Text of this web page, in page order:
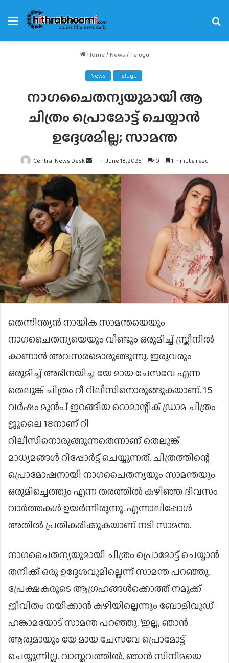
Menu
Home/News /Telugu
News Telugu
നാഗചൈതന്യയുമായി ആ
ചിത്രം പ്രൊമോട്ട് ചെയ്യാൻ
ഉദ്ദേശമില്ല; സാമന്ത
Central News Desk
Send
an
email
June 18, 2025 0 1 minute read
തെന്നിന്ത്യന്‍ നായിക സാമന്തയെയും
നാഗചൈതന്യയെയും വീണ്ടും ഒരുമിച്ച് സ്ക്രീനില്‍
കാണാന്‍ അവസരമൊരുങ്ങുന്നു. ഇരുവരും
ഒരുമിച്ച് അഭിനയിച്ച യേ മായ ചേസവേ എന്ന
തെലുങ്ക് ചിത്രം റീ റിലീസിനൊരുങ്ങുകയാണ്. 15
വര്‍ഷം മുന്‍പ് ഇറങ്ങിയ റൊമാന്റിക് ഡ്രാമ ചിത്രം
ജൂലൈ 18നാണ് റീ
റിലീസിനൊരുങ്ങുന്നതെന്നാണ് തെലുങ്ക്
മാധ്യമങ്ങള്‍ റിപ്പോര്‍ട്ട് ചെയ്യുന്നത്. ചിത്രത്തിന്റെ
പ്രൊമോഷനായി നാഗചൈതന്യയും സാമന്തയും
ഒരുമിച്ചെത്തും എന്ന തരത്തിൽ കഴിഞ്ഞ ദിവസം
വാർത്തകൾ ഉയർന്നിരുന്നു. എന്നാലിപ്പോൾ
അതിൽ പ്രതികരിക്കുകയാണ് നടി സാമന്ത.
നാഗചൈതന്യയുമായി ചിത്രം പ്രൊമോട്ട് ചെയ്യാൻ
തനിക്ക് ഒരു ഉദ്ദേശവുമില്ലെന്ന് സാമന്ത പറഞ്ഞു.
പ്രേക്ഷകരുടെ ആഗ്രഹങ്ങൾക്കൊത്ത് നമുക്ക്
ജീവിതം നയിക്കാൻ കഴിയില്ലെന്നും ബോളിവുഡ്
ഹങ്കാമയോട് സാമന്ത പറഞ്ഞു. ‘ഇല്ല, ഞാൻ
ആരുമായും യേ മായ ചേസവേ പ്രൊമോട്ട്
ചെയ്യുന്നില്ല. വാസ്തവത്തിൽ, ഞാൻ സിനിമയെ